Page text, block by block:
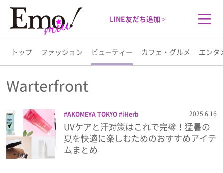
LINE友だち追加 >
トップ ファッション ビューティー カフェ・グルメ エンタ
トップ
ファッション
ビューティー
カフェ・グルメ
Warterfront
AKOMEYA TOKYO iHerb
Warterfront オールインワン コスメ
ゴリラクリニック
スキンケア ボディ
ウォッシュ メルヴィータ 日傘
日焼け
止め
2025.6.16
UVケアと汗対策はこれで完璧！猛暑の
夏を快適に楽しむためのおすすめアイテ
ムまとめ